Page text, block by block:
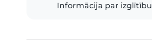
Informācija par izglītību